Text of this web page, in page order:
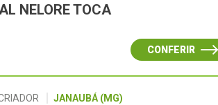
NELORE TOCA
CONFERIR
JANAUBÁ (MG)